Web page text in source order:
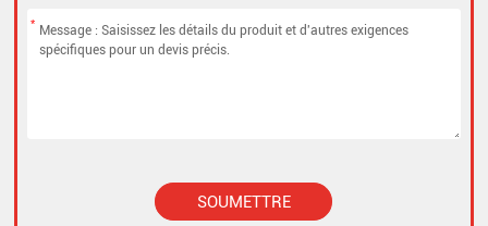
*
SOUMETTRE